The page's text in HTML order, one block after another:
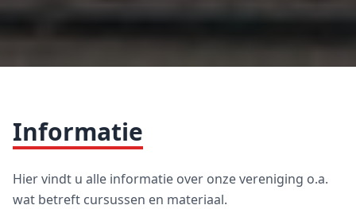
Informatie
Hier vindt u alle informatie over onze vereniging o.a.
wat betreft cursussen en materiaal.